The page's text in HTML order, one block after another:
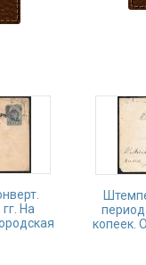
На
копеек.